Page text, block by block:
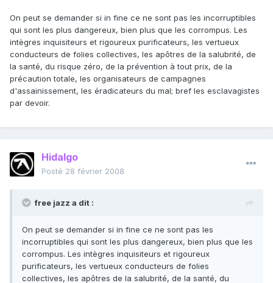
On peut se demander si in fine ce ne sont pas les incorruptibles
qui sont les plus dangereux, bien plus que les corrompus. Les
intègres inquisiteurs et rigoureux purificateurs, les vertueux
conducteurs de folies collectives, les apôtres de la salubrité, de
la santé, du risque zéro, de la prévention à tout prix, de la
précaution totale, les organisateurs de campagnes
d'assainissement, les éradicateurs du mal; bref les esclavagistes
par devoir.
Hidalgo
Posté 28 février 2008
free jazz a dit :
On peut se demander si in fine ce ne sont pas les
incorruptibles qui sont les plus dangereux, bien plus que les
corrompus. Les intègres inquisiteurs et rigoureux
purificateurs, les vertueux conducteurs de folies
collectives, les apôtres de la salubrité, de la santé, du